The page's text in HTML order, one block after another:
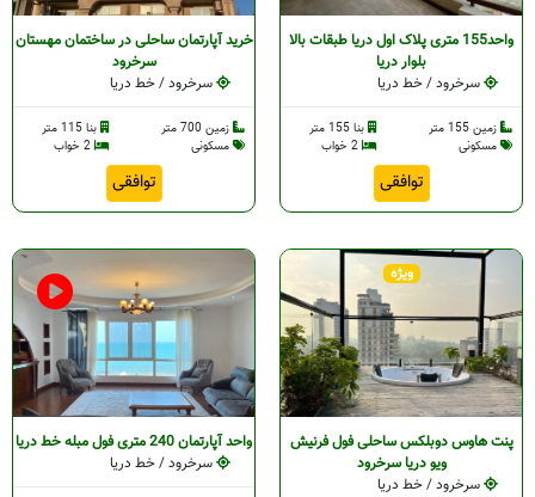
واحد155 متری پلاک اول دریا طبقات بالا
بلوار دریا
سرخرود / خط دریا
زمین 155 متر
بنا 155 متر
مسکونی
توافقی
خرید آپارتمان ساحلی در ساختمان مهستان
سرخرود
سرخرود / خط دریا
زمین 700 متر
بنا 115 متر
مسکونی
توافقی
ویژه
پنت هاوس دوبلکس ساحلی فول فرنیش
ویو دریا سرخرود
سرخرود / خط دریا
واحد آپارتمان 240 متری فول مبله خط دریا
سرخرود / خط دریا